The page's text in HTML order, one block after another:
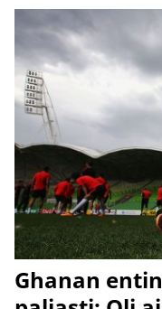
Ghanan